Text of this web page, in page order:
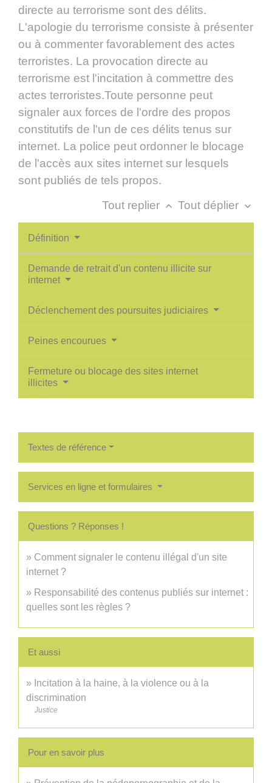
directe au terrorisme sont des délits.
L'apologie du terrorisme consiste à présenter
ou à commenter favorablement des actes
terroristes. La provocation directe au
terrorisme est l'incitation à commettre des
actes terroristes.Toute personne peut
signaler aux forces de l'ordre des propos
constitutifs de l'un de ces délits tenus sur
internet. La police peut ordonner le blocage
de l'accès aux sites internet sur lesquels
sont publiés de tels propos.
Tout replier keyboard_arrow_up Tout déplier keyboard_arrow_down
Définition
Demande de retrait d'un contenu illicite sur
internet
Déclenchement des poursuites judiciaires
Peines encourues
Fermeture ou blocage des sites internet
illicites
Textes de référence
Services en ligne et formulaires
Questions ? Réponses !
Comment signaler le contenu illégal d'un site
internet ?
Responsabilité des contenus publiés sur internet :
quelles sont les règles ?
Et aussi
Incitation à la haine, à la violence ou à la
discrimination
Justice
Pour en savoir plus